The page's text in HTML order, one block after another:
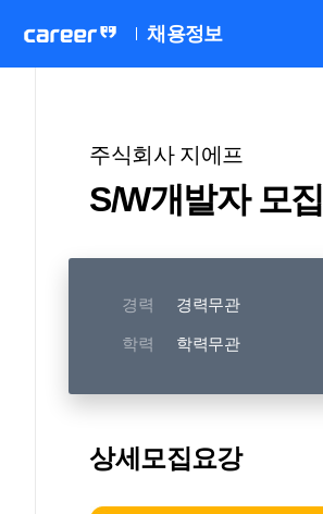
채용정보
주식회사 지에프
S/W개발자 모집
경력 경력무관
학력 학력무관
상세모집요강